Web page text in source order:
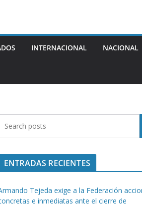
INTERNACIONAL NACIONAL
ENTRADAS RECIENTES
Tejeda exige a la Federación
e inmediatas ante el cierre de